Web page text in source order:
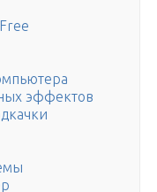
эффектов